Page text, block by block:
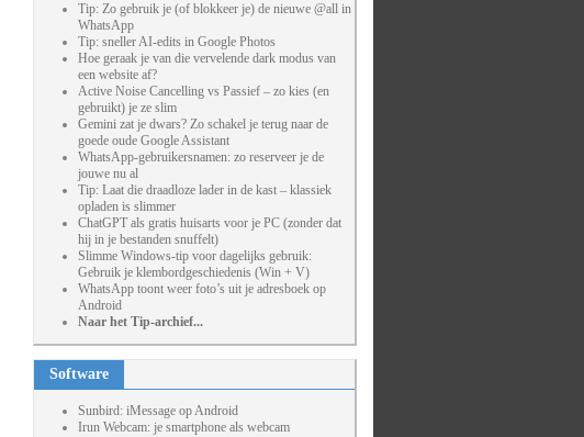
Tip: Zo gebruik je (of blokkeer je) de nieuwe @all in
WhatsApp
Tip: sneller AI-edits in Google Photos
Hoe geraak je van die vervelende dark modus van
een website af?
Active Noise Cancelling vs Passief – zo kies (en
gebruikt) je ze slim
Gemini zat je dwars? Zo schakel je terug naar de
goede oude Google Assistant
WhatsApp-gebruikersnamen: zo reserveer je de
jouwe nu al
Tip: Laat die draadloze lader in de kast – klassiek
opladen is slimmer
ChatGPT als gratis huisarts voor je PC (zonder dat
hij in je bestanden snuffelt)
Slimme Windows-tip voor dagelijks gebruik:
Gebruik je klembordgeschiedenis (Win + V)
WhatsApp toont weer foto’s uit je adresboek op
Android
Naar het Tip-archief...
Software
Sunbird: iMessage op Android
Irun Webcam: je smartphone als webcam